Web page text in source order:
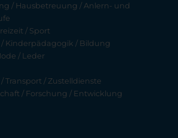
/ Hausbetreuung / Anlern- und
/ Sport
/ Kinderpädagogik / Bildung
/ Leder
Transport / Zustelldienste
/ Forschung / Entwicklung